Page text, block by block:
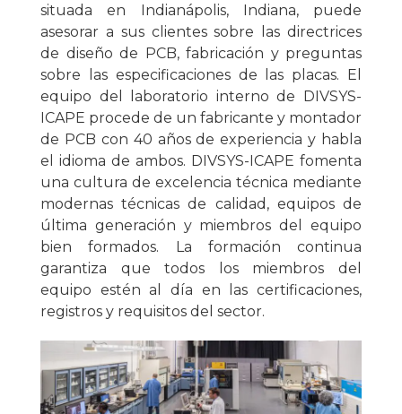
situada en Indianápolis, Indiana, puede
asesorar a sus clientes sobre las directrices
de diseño de PCB, fabricación y preguntas
sobre las especificaciones de las placas. El
equipo del laboratorio interno de DIVSYS-
ICAPE procede de un fabricante y montador
de PCB con 40 años de experiencia y habla
el idioma de ambos. DIVSYS-ICAPE fomenta
una cultura de excelencia técnica mediante
modernas técnicas de calidad, equipos de
última generación y miembros del equipo
bien formados. La formación continua
garantiza que todos los miembros del
equipo estén al día en las certificaciones,
registros y requisitos del sector.